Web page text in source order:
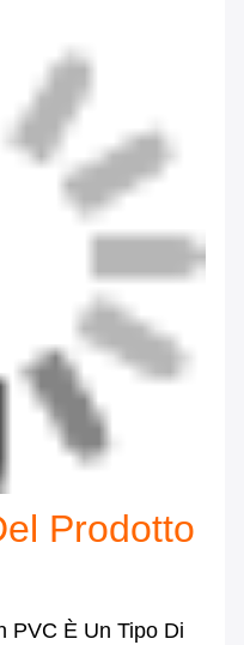
Prodotto
PVC È Un Tipo Di